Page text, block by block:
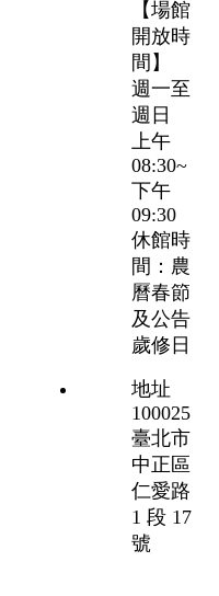
【場館
開放時
間】
週一至
週日
上午
08:30~
下午
09:30
休館時
間：農
曆春節
及公告
歲修日
地址
100025
臺北市
中正區
仁愛路
1 段 17
號